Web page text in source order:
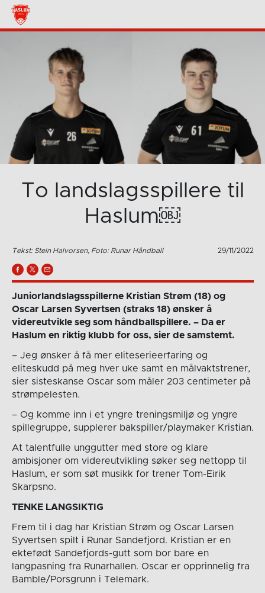
To landslagsspillere til
Haslum￼
Tekst: Stein Halvorsen, Foto: Runar Håndball 29/11/2022
Juniorlandslagsspillerne Kristian Strøm (18) og
Oscar Larsen Syvertsen (straks 18) ønsker å
videreutvikle seg som håndballspillere. – Da er
Haslum en riktig klubb for oss, sier de samstemt.
– Jeg ønsker å få mer eliteserieerfaring og
eliteskudd på meg hver uke samt en målvaktstrener,
sier sisteskanse Oscar som måler 203 centimeter på
strømpelesten.
– Og komme inn i et yngre treningsmiljø og yngre
spillegruppe, supplerer bakspiller/playmaker Kristian.
At talentfulle unggutter med store og klare
ambisjoner om videreutvikling søker seg nettopp til
Haslum, er som søt musikk for trener Tom-Eirik
Skarpsno.
TENKE LANGSIKTIG
Frem til i dag har Kristian Strøm og Oscar Larsen
Syvertsen spilt i Runar Sandefjord. Kristian er en
ektefødt Sandefjords-gutt som bor bare en
langpasning fra Runarhallen. Oscar er opprinnelig fra
Bamble/Porsgrunn i Telemark.